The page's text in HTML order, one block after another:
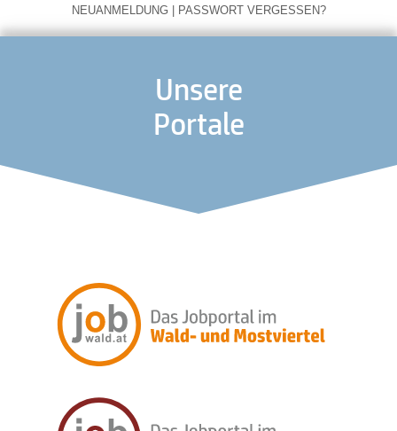
NEUANMELDUNG | PASSWORT VERGESSEN?
Unsere
Portale